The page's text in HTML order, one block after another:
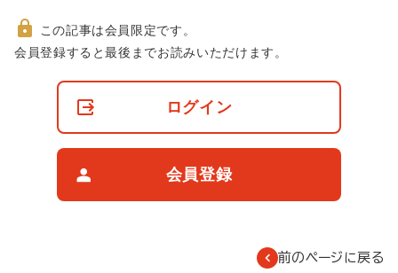
非
この記事は会員限定です。
会員登録すると最後までお読みいただけます。
ログイン
会員登録
前のページに戻る